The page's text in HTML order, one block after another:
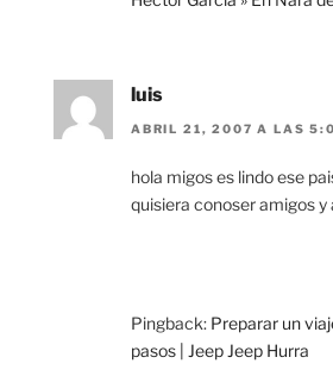
luis
ABRIL 21, 2007 A LAS
hola migos es lindo ese
quisiera conoser amigos y
Pingback: Preparar un
pasos | Jeep Jeep Hurra